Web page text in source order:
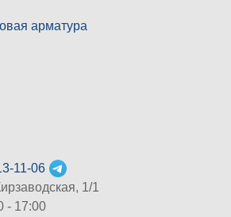
арматура
11-06
1/1
- 17:00